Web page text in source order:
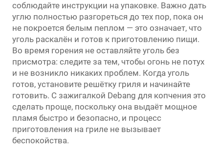
соблюдайте инструкции на упаковке. Важно дать
углю полностью разгореться до тех пор, пока он
не покроется белым пеплом — это означает, что
уголь раскалён и готов к приготовлению пищи.
Во время горения не оставляйте уголь без
присмотра: следите за тем, чтобы огонь не потух
и не возникло никаких проблем. Когда уголь
готов, установите решётку гриля и начинайте
готовить. С зажигалкой Debang для копчения это
сделать проще, поскольку она выдаёт мощное
пламя быстро и безопасно, и процесс
приготовления на гриле не вызывает
беспокойства.